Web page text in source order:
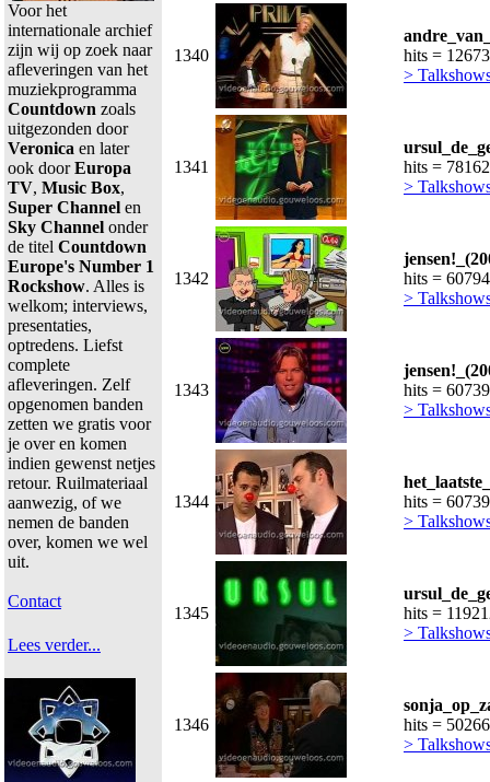
Voor het
internationale archief
zijn wij op zoek naar
afleveringen van het
muziekprogramma
Countdown zoals
uitgezonden door
Veronica en later
ook doorEuropa
TV, Music Box,
Super Channel en
Sky Channel onder
de titel Countdown
Europe's Number 1
Rockshow. Alles is
welkom; interviews,
presentaties,
optredens. Liefst
complete
afleveringen. Zelf
opgenomen banden
zetten we gratis voor
je over en komen
indien gewenst netjes
retour. Ruilmateriaal
aanwezig, of we
nemen de banden
over, komen we wel
uit.
Contact
Lees verder...
1340
hits =
>
1341
hits = 78162
>
1342
hits = 60794
>
1343
hits = 60739
>
1344
hits = 60739
>
1345
hits =
>
1346
hits = 50266
>